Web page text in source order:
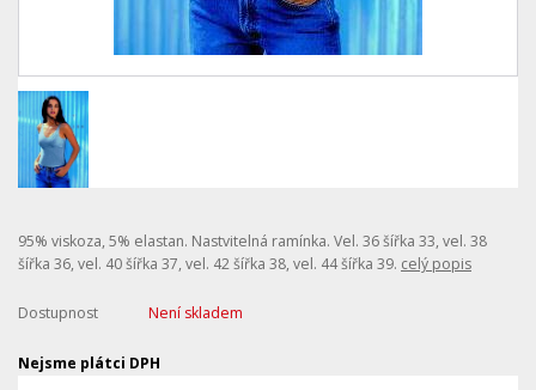
95% viskoza, 5% elastan. Nastvitelná ramínka. Vel. 36 šířka 33, vel. 38
šířka 36, vel. 40 šířka 37, vel. 42 šířka 38, vel. 44 šířka 39. celý popis
Dostupnost Není skladem
Nejsme plátci DPH